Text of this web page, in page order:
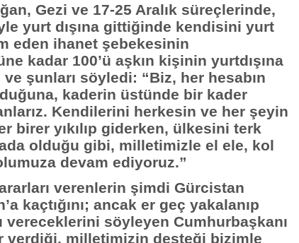
Gezi ve 17-25 Aralık süreçlerinde,
yurt dışına gittiğinde kendisini yurt
eden ihanet şebekesinin
kadar 100’ü aşkın kişinin yurtdışına
şunları söyledi: “Biz, her hesabın
kaderin üstünde bir kader
Kendilerini herkesin ve her şeyin
birer yıkılıp giderken, ülkesini terk
olduğu gibi, milletimizle el ele, kol
devam ediyoruz.”
verenlerin şimdi Gürcistan
kaçtığını; ancak er geç yakalanıp
vereceklerini söyleyen Cumhurbaşkanı
verdiği, milletimizin desteği bizimle